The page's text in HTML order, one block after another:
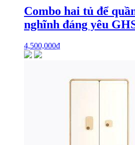
Combo hai tủ để
nghĩnh đáng yêu
4,500,000₫